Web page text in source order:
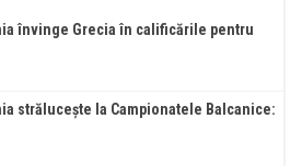
învinge Grecia în calificările pentru
strălucește la Campionatele Balcanice: